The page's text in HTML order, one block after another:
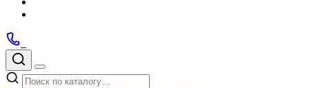
Позвонить
Поиск
по
каталогу
Меню